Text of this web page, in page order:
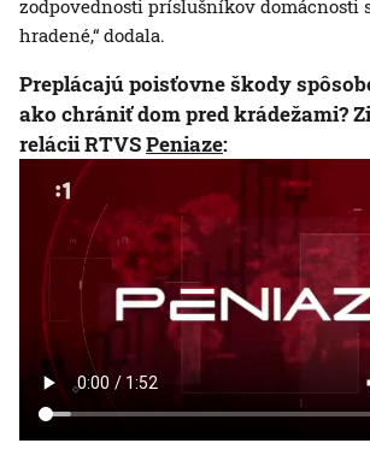
zodpovednosti príslušníkov domácnosti
hradené,“ dodala.
Preplácajú poisťovne škody
ako chrániť dom pred krádežami?
relácii RTVSPeniaze: